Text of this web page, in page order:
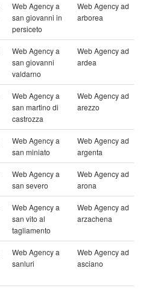
Web Agency a
san giovanni in
persiceto
Web Agency ad
arborea
Web Agency a
san giovanni
valdarno
Web Agency ad
ardea
Web Agency a
san martino di
castrozza
Web Agency ad
arezzo
Web Agency a
san miniato
Web Agency ad
argenta
Web Agency a
san severo
Web Agency ad
arona
Web Agency a
san vito al
tagliamento
Web Agency ad
arzachena
Web Agency a
sanluri
Web Agency ad
asciano